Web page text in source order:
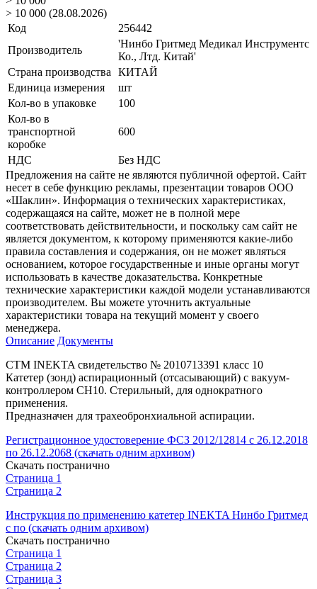
> 10 000 (28.08.2026)
Код
256442
Производитель
'Нинбо Гритмед Медикал Инструментс
Ко., Лтд. Китай'
Страна производства
КИТАЙ
Единица измерения
шт
Кол-во в упаковке
100
Кол-во в
транспортной
коробке
600
НДС
Без НДС
Предложения на сайте не являются публичной офертой. Сайт
несет в себе функцию рекламы, презентации товаров ООО
«Шаклин». Информация о технических характеристиках,
содержащаяся на сайте, может не в полной мере
соответствовать действительности, и поскольку сам сайт не
является документом, к которому применяются какие-либо
правила составления и содержания, он не может являться
основанием, которое государственные и иные органы могут
использовать в качестве доказательства. Конкретные
технические характеристики каждой модели устанавливаются
производителем. Вы можете уточнить актуальные
характеристики товара на текущий момент у своего
менеджера.
Описание Документы
СТМ INEKTA свидетельство № 2010713391 класс 10
Катетер (зонд) аспирационный (отсасывающий) с вакуум-
контроллером СН10. Стерильный, для однократного
применения.
Предназначен для трахеобронхиальной аспирации.
Регистрационное удостоверение ФСЗ 2012/12814 с 26.12.2018
по 26.12.2068 (скачать одним архивом)
Скачать постранично
Страница 1
Страница 2
Инструкция по применению катетер INEKTA Нинбо Гритмед
с по (скачать одним архивом)
Скачать постранично
Страница 1
Страница 2
Страница 3